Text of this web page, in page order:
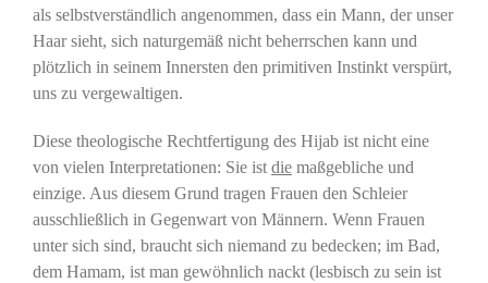
als selbstverständlich angenommen, dass ein Mann, der unser
Haar sieht, sich naturgemäß nicht beherrschen kann und
plötzlich in seinem Innersten den primitiven Instinkt verspürt,
uns zu vergewaltigen.
Diese theologische Rechtfertigung des Hijab ist nicht eine
von vielen Interpretationen: Sie ist diemaßgebliche und
einzige. Aus diesem Grund tragen Frauen den Schleier
ausschließlich in Gegenwart von Männern. Wenn Frauen
unter sich sind, braucht sich niemand zu bedecken; im Bad,
dem Hamam, ist man gewöhnlich nackt (lesbisch zu sein ist